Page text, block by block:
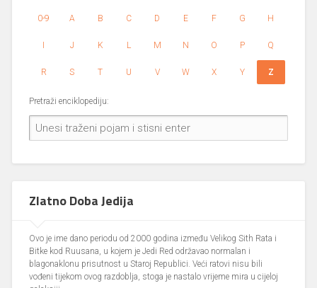
0-9 A B C D E F G H
I J K L M N O P Q
R S T U V W X Y Z
Pretraži enciklopediju:
Zlatno Doba Jedija
Ovo je ime dano periodu od 2000 godina između Velikog Sith Rata i
Bitke kod Ruusana, u kojem je Jedi Red održavao normalan i
blagonaklonu prisutnost u Staroj Republici. Veći ratovi nisu bili
vođeni tijekom ovog razdoblja, stoga je nastalo vrijeme mira u cijeloj